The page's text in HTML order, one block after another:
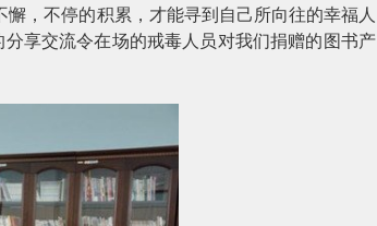
，不停的积累，才能寻到自己所向往的幸福人
享交流令在场的戒毒人员对我们捐赠的图书产